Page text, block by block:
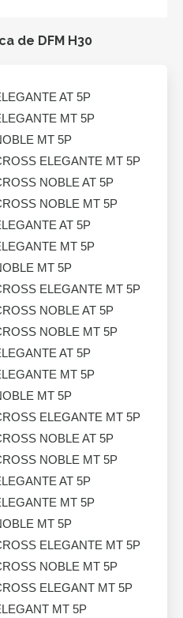
de DFM H30
AT 5P
MT 5P
MT 5P
ELEGANTE MT 5P
NOBLE AT 5P
NOBLE MT 5P
AT 5P
MT 5P
MT 5P
ELEGANTE MT 5P
NOBLE AT 5P
NOBLE MT 5P
AT 5P
MT 5P
MT 5P
ELEGANTE MT 5P
NOBLE AT 5P
NOBLE MT 5P
AT 5P
MT 5P
MT 5P
ELEGANTE MT 5P
NOBLE MT 5P
ELEGANT MT 5P
MT 5P